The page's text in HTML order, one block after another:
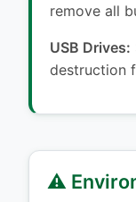
remove all
USB Drives:
destruction
⚠️